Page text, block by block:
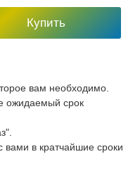
Купить
вам необходимо.
ожидаемый срок
в кратчайшие сроки